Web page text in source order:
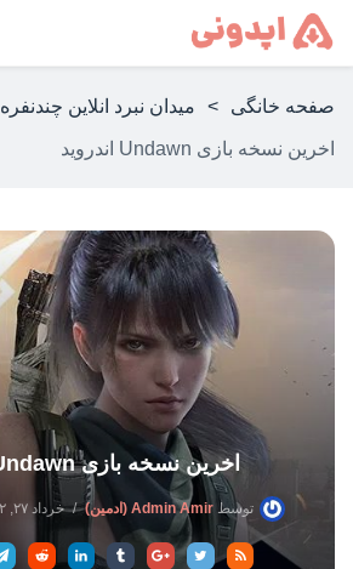
صفحه خانگی > میدان نبرد انلاین چندنفره
اخرین نسخه بازی Undawn اندروید
اخرین نسخه بازی Undawn اندروید
توسط Admin Amir (ادمین) خرداد ۲۷, ۱۴۰۲
2 دیدگاه ها